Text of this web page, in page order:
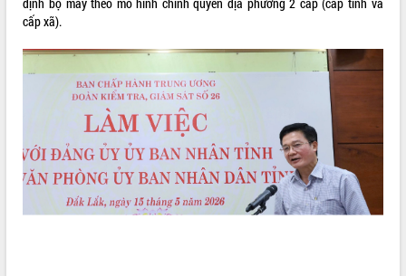
Khám bệnh, cấp phát thuốc miễn phí
và tặng quà người dân xã Cư Pui
Hội nghị UBND tỉnh Đắk Lắk thường kỳ
Lễ truy tặng danh hiệu “Bà Mẹ Việt
Nam Anh hùng” và trao Huân chương
UBND tỉnh Đắk Lắk triển khai nhiệm
vụ 6 tháng cuối năm 2026
Kỳ họp thứ Hai, Hội đồng nhân dân
tỉnh khóa XI quyết nghị nhiều nội dung
ALBUM ẢNH
cấp xã).